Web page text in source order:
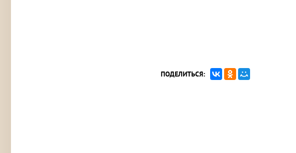
ПОДЕЛИТЬСЯ: